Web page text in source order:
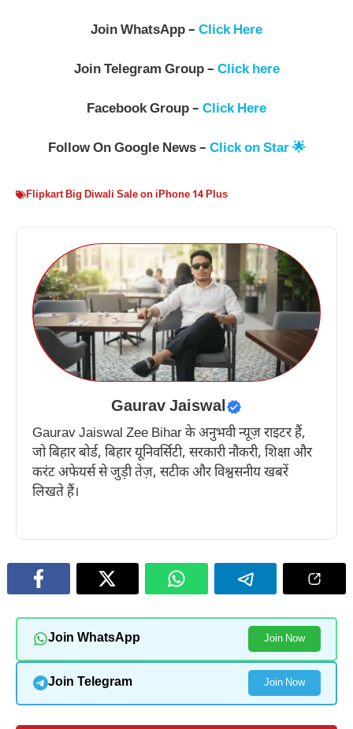
Join WhatsApp – Click Here
Join Telegram Group – Click here
Facebook Group – Click Here
Follow On Google News – Click on Star 🌟
Flipkart Big Diwali Sale on iPhone 14 Plus
Gaurav Jaiswal
Gaurav Jaiswal Zee Bihar के अनुभवी न्यूज़ राइटर हैं,
जो बिहार बोर्ड, बिहार यूनिवर्सिटी, सरकारी नौकरी, शिक्षा और
करंट अफेयर्स से जुड़ी तेज़, सटीक और विश्वसनीय खबरें
लिखते हैं।
Join WhatsApp Join Now
Join Telegram Join Now